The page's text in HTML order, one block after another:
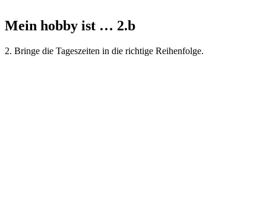
Mein hobby ist … 2.b
2. Bringe die Tageszeiten in die richtige Reihenfolge.